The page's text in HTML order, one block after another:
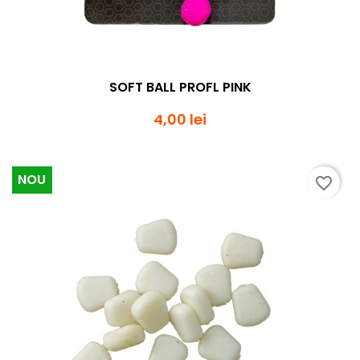
SOFT BALL PROFL PINK
4,00 lei
NOU favorite_border